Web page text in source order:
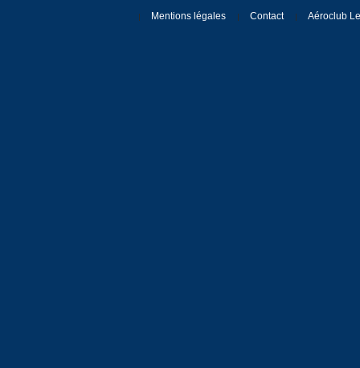
Mentions légales Contact Aéroclub